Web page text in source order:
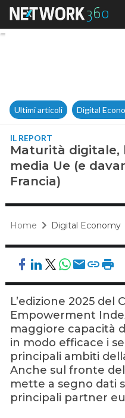
Ultimi articoli Digital
IL REPORT
Maturità digitale,
media Ue (e
Francia)
Home Digital Economy
L’edizione 2025 del
Empowerment
maggiore capacità
in modo efficace i
principali ambiti
Anche sul fronte
mette a segno dati
principali partner